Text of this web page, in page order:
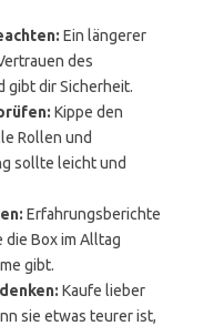
Ein längerer
des
gibt dir Sicherheit.
Kippe den
Rollen und
sollte leicht und
Erfahrungsberichte
Box im Alltag
gibt.
Kaufe lieber
sie etwas teurer ist,